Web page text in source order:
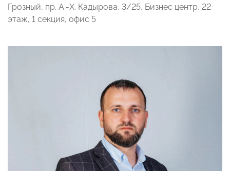
Грозный, пр. А.-Х. Кадырова, 3/25, Бизнес центр, 22
этаж, 1 секция, офис 5